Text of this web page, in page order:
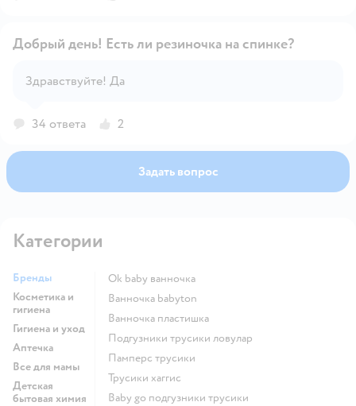
линию Huggies по номеру 8-800-200-57-57. С
Добрый день! Есть ли резиночка на спинке?
Здравствуйте! Да
34 ответа 2
Задать вопрос
Категории
Бренды
Косметика и
гигиена
Гигиена и уход
Аптечка
Все для мамы
Детская
бытовая химия
ok baby ванночка
ванночка babyton
ванночка пластишка
подгузники трусики ловулар
памперс трусики
трусики хаггис
baby go подгузники трусики